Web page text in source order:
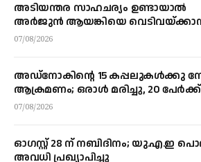
അടിയന്തര സാഹചര്യം ഉണ്ടായാല്‍
അര്‍ജുന്‍ ആയങ്കിയെ
നിര്‍ദേശം
07/08/2026
അഡ്നോകിന്റെ 15 കപ്പലുകള്‍ക്കു
ആക്രമണം; ഒരാള്‍ മരിച്ചു, 20 പേര്‍ക്ക്
പരിക്ക്
07/08/2026
ഓഗസ്റ്റ് 28 ന് നബിദിനം; യു.എ.ഇ
അവധി പ്രഖ്യാപിച്ചു